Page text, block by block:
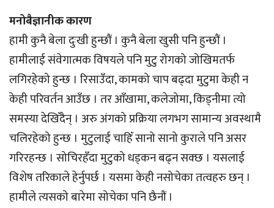
मनोबैज्ञानीक कारण
हामी कुनै बेला दुःखी हुन्छौं । कुनै बेला खुसी पनि हुन्छौं ।
हामीलाई संवेगात्मक विषयले पनि मुटु रोगको जोखिमतर्फ
लगिरहेको हुन्छ । रिसाउँदा, कामको चाप बढ्दा मुटुमा केही न
केही परिवर्तन आउँछ । तर आँखामा, कलेजोमा, किड्नीमा त्यो
समस्या देखिँदैन् । अरु अंगको प्रक्रिया लगभग सामान्य अवस्थामै
चलिरहेको हुन्छ । मुटुलाई चाहिँ सानो सानो कुराले पनि असर
गरिरहन्छ । सोचिरहँदा मुटुको धड्कन बढ्न सक्छ । यसलाई
विशेष तरिकाले हेर्नुपर्छ । यसमा केही नसोचेका तत्वहरु छन् ।
हामीले त्यसको बारेमा सोचेका पनि छैनौं ।